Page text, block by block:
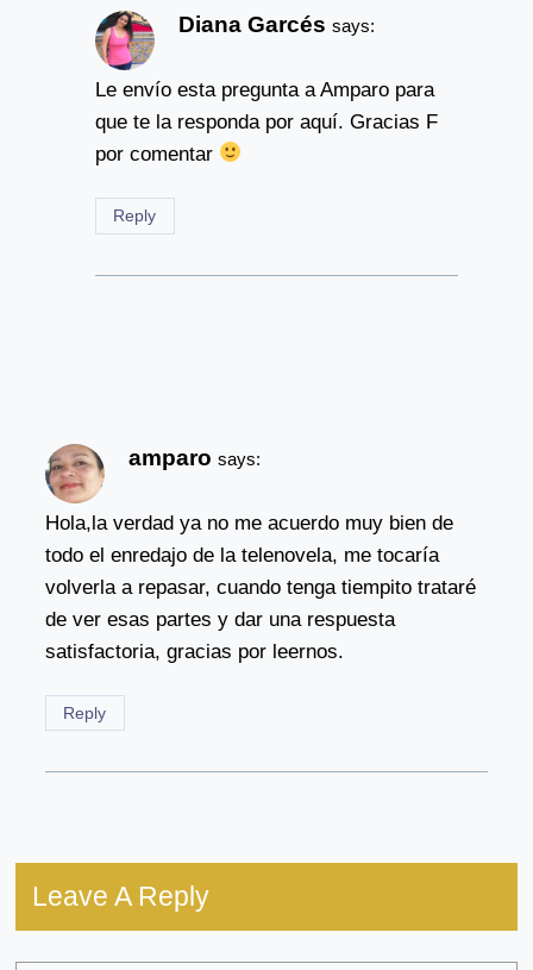
Diana Garcés says:
Le envío esta pregunta a Amparo para
que te la responda por aquí. Gracias F
por comentar
Reply
amparo says:
Hola,la verdad ya no me acuerdo muy bien de
todo el enredajo de la telenovela, me tocaría
volverla a repasar, cuando tenga tiempito trataré
de ver esas partes y dar una respuesta
satisfactoria, gracias por leernos.
Reply
Leave A Reply